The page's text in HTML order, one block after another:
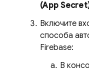
(App
Включите
способа
Firebase:
В